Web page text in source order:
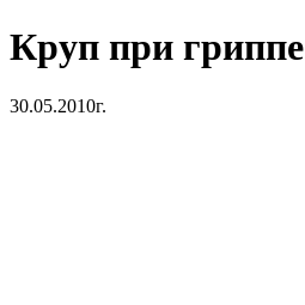
Круп при гриппе
30.05.2010г.